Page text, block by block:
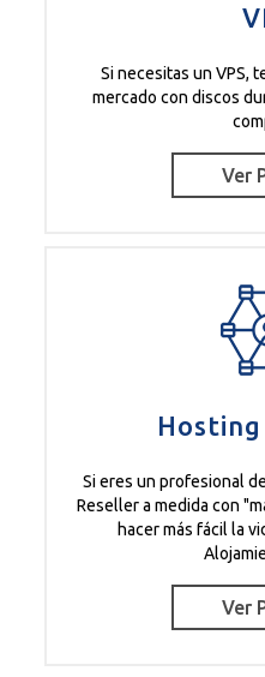
Si necesitas un VPS,
mercado con discos
Ver
Si eres un profesional
Reseller a medida con
hacer más fácil la
Ver